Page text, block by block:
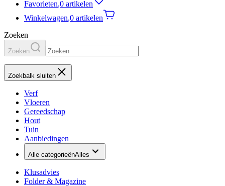
Favorieten,0 artikelen
Winkelwagen,0 artikelen
Zoeken
Zoeken
Zoekbalk sluiten
Verf
Vloeren
Gereedschap
Hout
Tuin
Aanbiedingen
Alle categorieënAlles
Klusadvies
Folder & Magazine